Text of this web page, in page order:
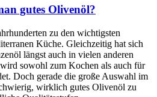
gutes Olivenöl?
zu den wichtigsten
Küche. Gleichzeitig hat sich
längst auch in vielen anderen
sowohl zum Kochen als auch für
Doch gerade die große Auswahl im
wirklich gutes Olivenöl zu